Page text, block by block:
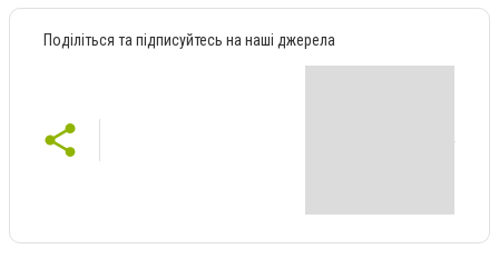
Поділіться та підписуйтесь на наші джерела